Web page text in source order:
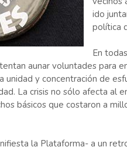
ido
política
En
aunar voluntades para
unidad y concentración de
La crisis no sólo afecta al
básicos que costaron a
la Plataforma- a un